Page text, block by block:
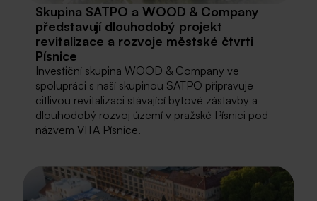
Skupina SATPO a WOOD & Company
představují dlouhodobý projekt
revitalizace a rozvoje městské čtvrti
Písnice
Investiční skupina WOOD & Company ve
spolupráci s naší skupinou SATPO připravuje
citlivou revitalizaci stávající bytové zástavby a
dlouhodobý rozvoj území v pražské Písnici pod
názvem VITA Písnice.